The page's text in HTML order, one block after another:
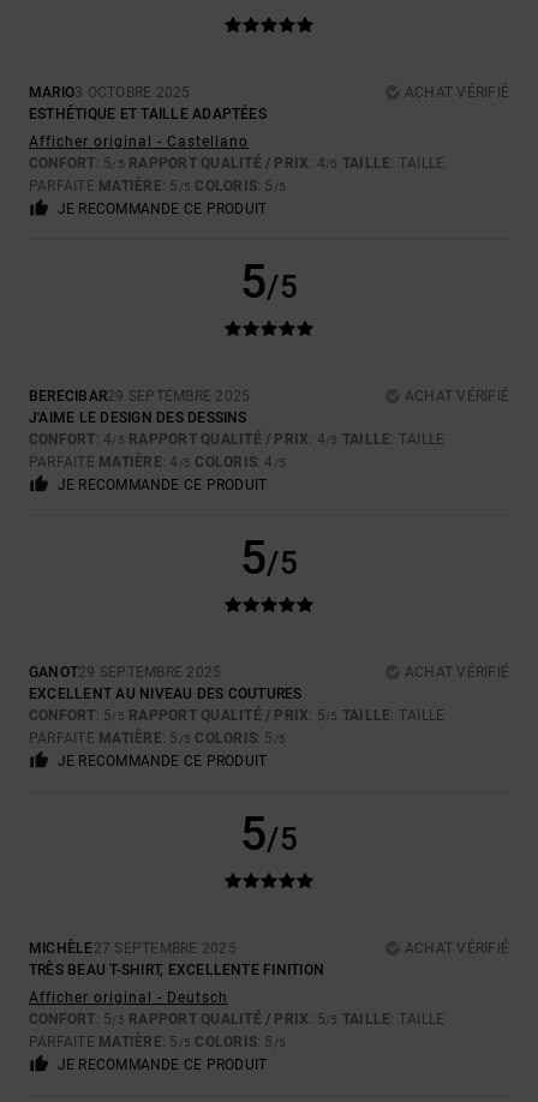
MARIO3 OCTOBRE 2025
ACHAT VÉRIFIÉ
ESTHÉTIQUE ET TAILLE ADAPTÉES
Afficher original - Castellano
CONFORT: 5/5 RAPPORT QUALITÉ / PRIX: 4/5 TAILLE: TAILLE
PARFAITE MATIÈRE: 5 /5 COLORIS: 5 /5
JE RECOMMANDE CE PRODUIT
5/5
BERECIBAR29 SEPTEMBRE 2025
ACHAT VÉRIFIÉ
J'AIME LE DESIGN DES DESSINS
CONFORT: 4/5 RAPPORT QUALITÉ / PRIX: 4/5 TAILLE: TAILLE
PARFAITE MATIÈRE: 4 /5 COLORIS: 4 /5
JE RECOMMANDE CE PRODUIT
5/5
GANOT29 SEPTEMBRE 2025
ACHAT VÉRIFIÉ
EXCELLENT AU NIVEAU DES COUTURES
CONFORT: 5/5 RAPPORT QUALITÉ / PRIX: 5/5 TAILLE: TAILLE
PARFAITE MATIÈRE: 5 /5 COLORIS: 5 /5
JE RECOMMANDE CE PRODUIT
5/5
MICHÈLE27 SEPTEMBRE 2025
ACHAT VÉRIFIÉ
TRÈS BEAU T-SHIRT, EXCELLENTE FINITION
Afficher original - Deutsch
CONFORT: 5/5 RAPPORT QUALITÉ / PRIX: 5/5 TAILLE: TAILLE
PARFAITE MATIÈRE: 5 /5 COLORIS: 5 /5
JE RECOMMANDE CE PRODUIT